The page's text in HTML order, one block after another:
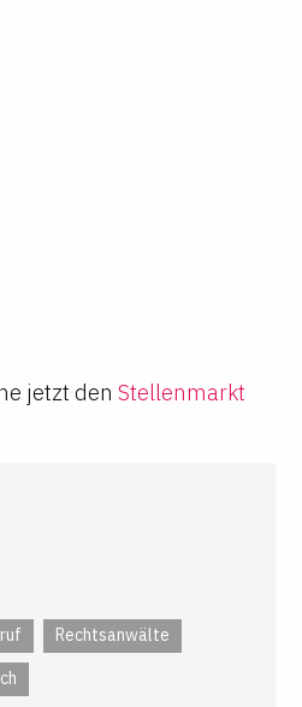
jetzt den Stellenmarkt
Rechtsanwälte